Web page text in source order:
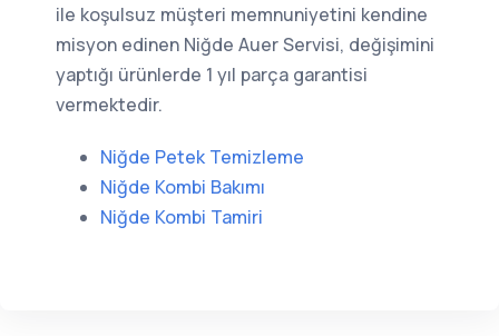
ile koşulsuz müşteri memnuniyetini kendine
misyon edinen Niğde Auer Servisi, değişimini
yaptığı ürünlerde 1 yıl parça garantisi
vermektedir.
Niğde Petek Temizleme
Niğde Kombi Bakımı
Niğde Kombi Tamiri